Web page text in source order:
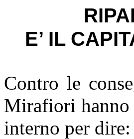
E’ IL
Contro le
Mirafiori hanno
interno per